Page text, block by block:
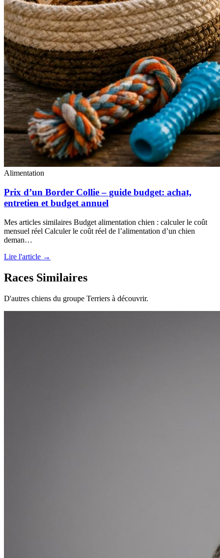
Alimentation
Prix d’un Border Collie – guide budget: achat,
entretien et budget annuel
Mes articles similaires Budget alimentation chien : calculer le coût
mensuel réel Calculer le coût réel de l’alimentation d’un chien
deman…
Lire l'article →
Races Similaires
D'autres chiens du groupe Terriers à découvrir.